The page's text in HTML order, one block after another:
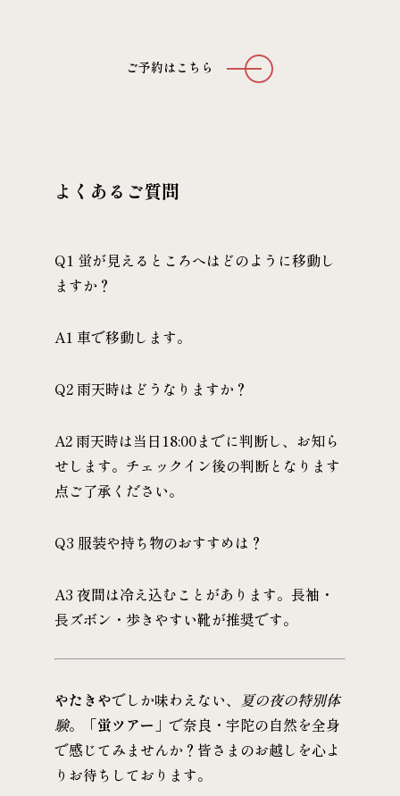
ご予約はこちら
よくあるご質問
Q1 蛍が見えるところへはどのように移動し
ますか？
A1 車で移動します。
Q2 雨天時はどうなりますか？
A2 雨天時は当日18:00までに判断し、お知ら
せします。チェックイン後の判断となります
点ご了承ください。
Q3 服装や持ち物のおすすめは？
A3 夜間は冷え込むことがあります。長袖・
長ズボン・歩きやすい靴が推奨です。
やたきやでしか味わえない、 夏の夜の特別体
験。 「蛍ツアー」 で奈良・宇陀の自然を全身
で感じてみませんか？皆さまのお越しを心よ
りお待ちしております。